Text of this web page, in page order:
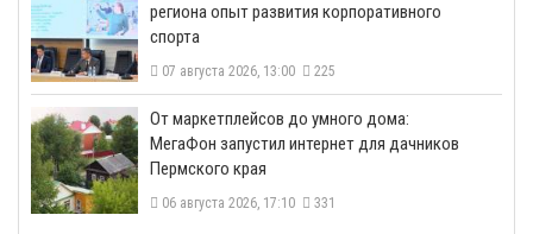
региона опыт развития корпоративного
спорта
07 августа 2026, 13:00 225
От маркетплейсов до умного дома:
МегаФон запустил интернет для дачников
Пермского края
06 августа 2026, 17:10 331